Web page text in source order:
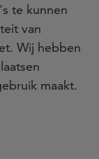
te kunnen
van
Wij hebben
maakt.